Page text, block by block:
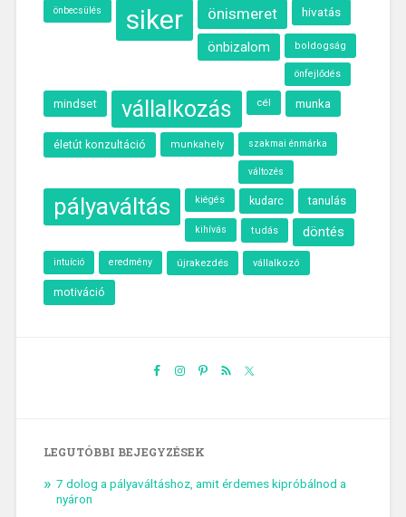
önbecsülés siker önismeret hivatás
önbizalom boldogság
önfejlődés
mindset vállalkozás cél munka
életút konzultáció munkahely szakmai énmárka
változés
pályaváltás kiégés kudarc tanulás
kihívás tudás döntés
intuíció eredmény újrakezdés vállalkozó
motiváció
LEGUTÓBBI BEJEGYZÉSEK
7 dolog a pályaváltáshoz, amit érdemes kipróbálnod a
nyáron